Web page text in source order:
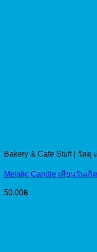
Bakery & Cafe Stuff | วัสดุ
Melalic Candle เทียนวันเกิ
50.00฿